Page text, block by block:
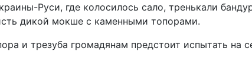
Руси, где колосилось сало, тренькали
дикой мокше с каменными топорами.
и трезуба громадянам предстоит испытать